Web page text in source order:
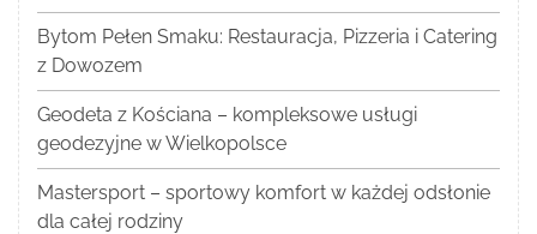
Bytom Pełen Smaku: Restauracja, Pizzeria i Catering
z Dowozem
Geodeta z Kościana – kompleksowe usługi
geodezyjne w Wielkopolsce
Mastersport – sportowy komfort w każdej odsłonie
dla całej rodziny